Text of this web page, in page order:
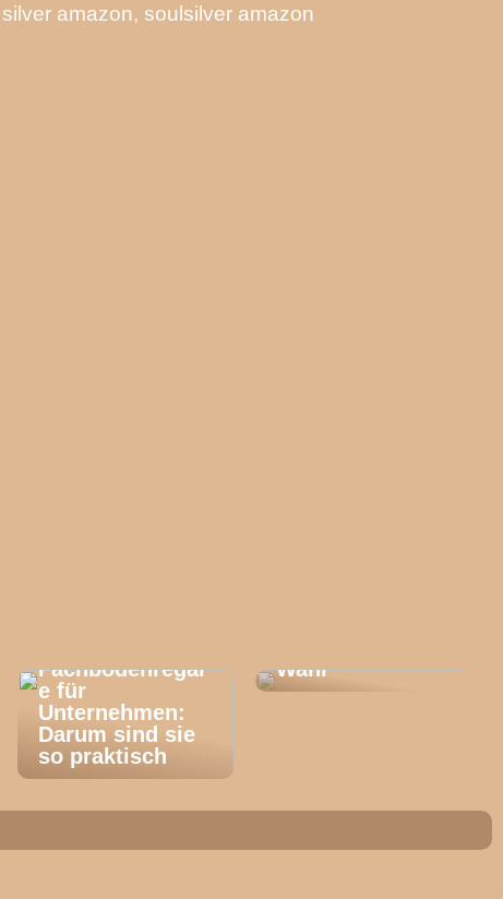
amazon, soulsilver amazon
Fachbodenregal
e für
Unternehmen:
Darum sind sie
so praktisch
Wahl